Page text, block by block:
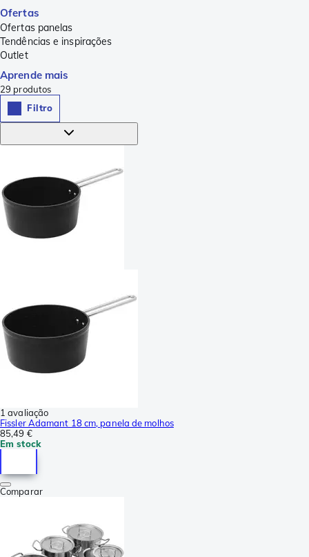
Ofertas
Ofertas panelas
Tendências e inspirações
Outlet
Aprende mais
29 produtos
Filtro
1 avaliação
Fissler Adamant 18 cm, panela de molhos
85,49 €
Em stock
Comparar